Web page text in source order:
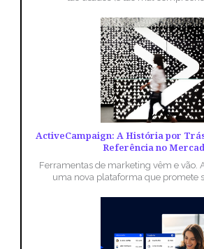
ActiveCampaign: A História por
Referência no
Ferramentas de marketing vêm e vão.
uma nova plataforma que promete